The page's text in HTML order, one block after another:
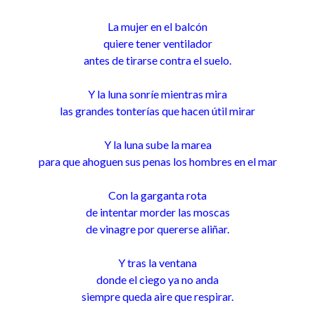
La mujer en el balcón
quiere tener ventilador
antes de tirarse contra el suelo.
Y la luna sonríe mientras mira
las grandes tonterías que hacen útil mirar
Y la luna sube la marea
para que ahoguen sus penas los hombres en el mar
Con la garganta rota
de intentar morder las moscas
de vinagre por quererse aliñar.
Y tras la ventana
donde el ciego ya no anda
siempre queda aire que respirar.